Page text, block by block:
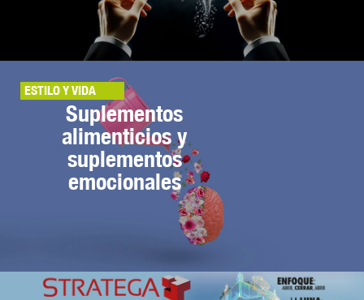
ESTILO Y VIDA
Suplementos
alimenticios y
suplementos
emocionales